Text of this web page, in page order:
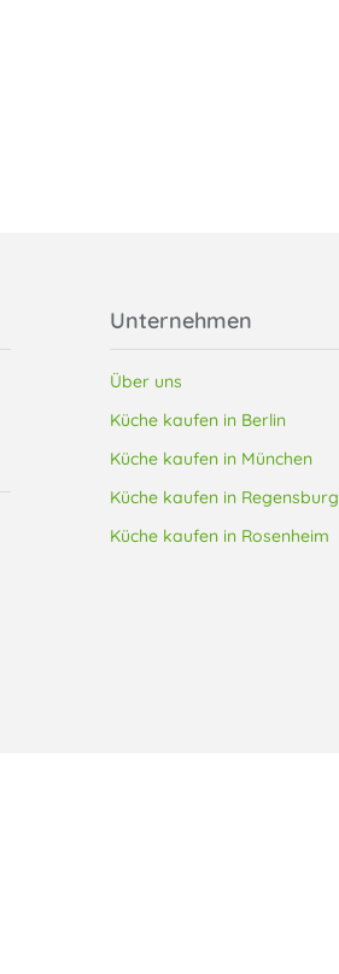
Unternehmen
Über uns
Küche kaufen in Berlin
Küche kaufen in München
Küche kaufen in Regensburg
Küche kaufen in Rosenheim